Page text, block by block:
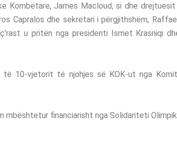
Kombëtare, James Macloud, si dhe
Capralos dhe sekretari i përgjithshëm,
u pritën nga presidenti Ismet Krasniqi
10-vjetorit të njohjes së KOK-ut nga
mbështetur financiarisht nga Solidariteti Olimpik